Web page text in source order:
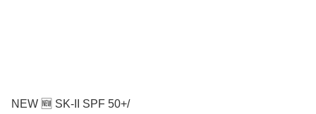
NEW 🆕 SK-II SPF 50+/